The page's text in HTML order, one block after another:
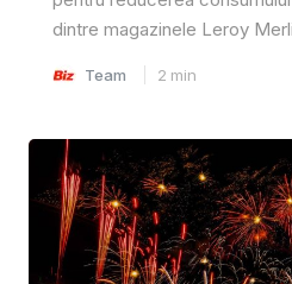
dintre magazinele Leroy
Team 2 min